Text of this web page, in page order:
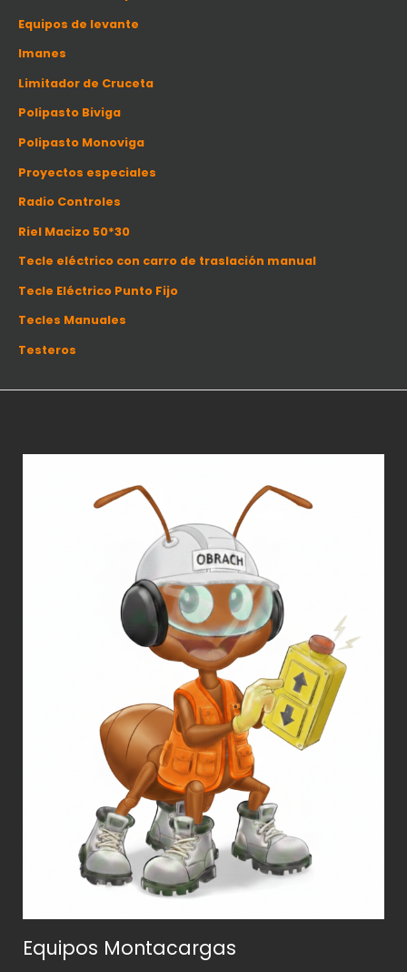
Equipos de levante
Imanes
Limitador de Cruceta
Polipasto Biviga
Polipasto Monoviga
Proyectos especiales
Radio Controles
Riel Macizo 50*30
Tecle eléctrico con carro de traslación manual
Tecle Eléctrico Punto Fijo
Tecles Manuales
Testeros
Equipos Montacargas